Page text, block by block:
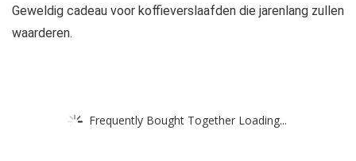
Geweldig cadeau voor koffieverslaafden die jarenlang zullen
waarderen.
Frequently Bought Together Loading...